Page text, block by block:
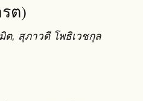
ต)
ต, สุภาวดี โพธิเวชกุล